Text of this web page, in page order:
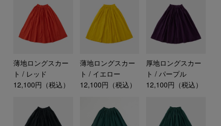
薄地ロングスカー
ト / レッド
12,100円（税込）
薄地ロングスカー
ト / イエロー
12,100円（税込）
厚地ロングスカー
ト / パープル
12,100円（税込）